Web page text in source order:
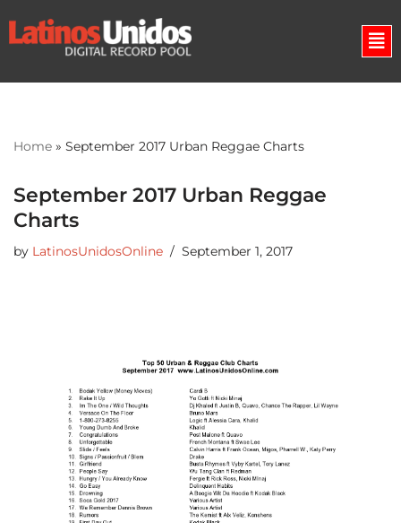
Skip
Home » September 2017 Urban Reggae Charts
September 2017 Urban Reggae
Charts
by LatinosUnidosOnline September 1, 2017